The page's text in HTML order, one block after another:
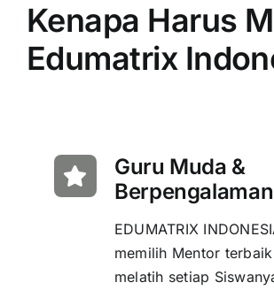
Kenapa Harus
Edumatrix
Guru Muda &
Berpengalaman
EDUMATRIX
memilih Mentor
melatih setiap